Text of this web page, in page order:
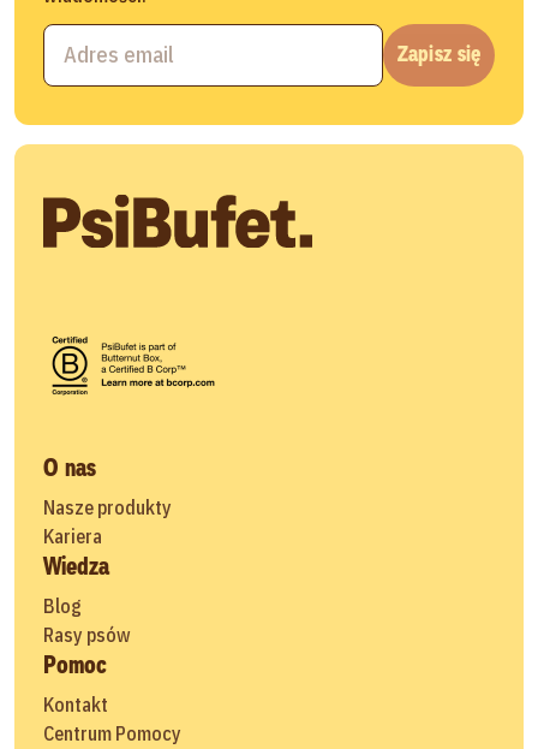
Zapisz się
O nas
Nasze produkty
Kariera
Wiedza
Blog
Rasy psów
Pomoc
Kontakt
Centrum Pomocy